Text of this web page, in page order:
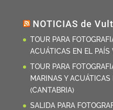
NOTICIAS de
TOUR PARA
ACUÁTICAS EN EL PAÍS
TOUR PARA
MARINAS Y
(CANTABRIA)
SALIDA PARA